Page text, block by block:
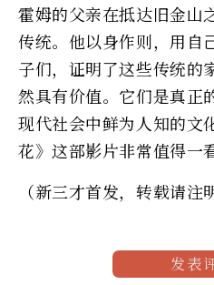
霍姆的父亲在抵达旧金山
传统。他以身作则，用自
子们，证明了这些传统的
然具有价值。它们是真正
现代社会中鲜为人知的文
花》这部影片非常值得一
（新三才首发，转载请注
发表